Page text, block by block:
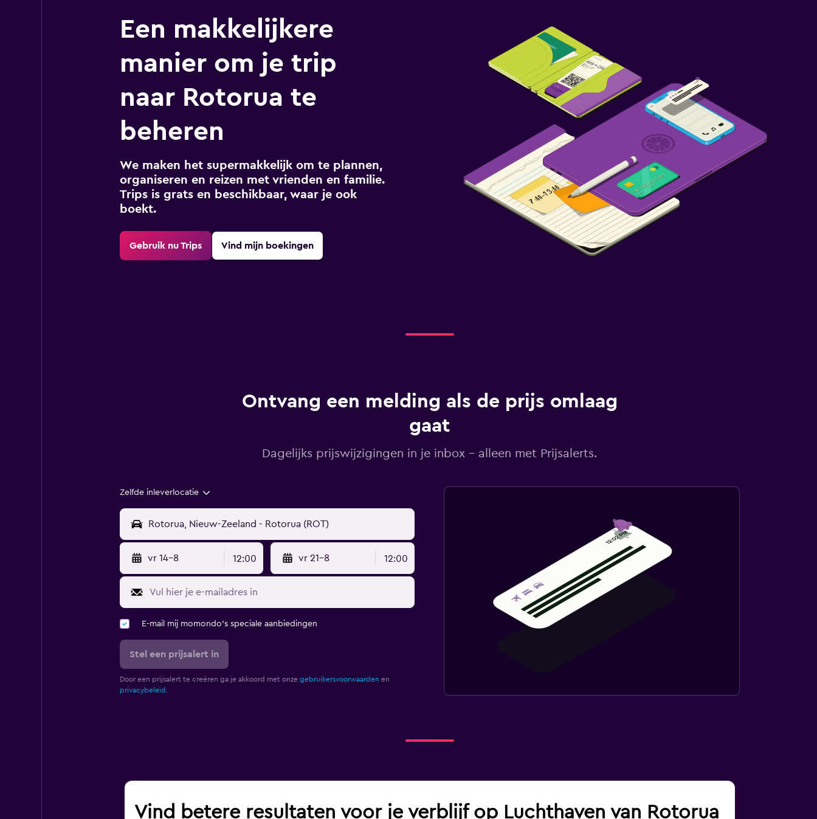
Een makkelijkere
manier om je trip
naar Rotorua te
beheren
We maken het supermakkelijk om te plannen,
organiseren en reizen met vrienden en familie.
Trips is grats en beschikbaar, waar je ook
boekt.
Gebruik nu Trips Vind mijn boekingen
Ontvang een melding als de prijs omlaag
gaat
Dagelijks prijswijzigingen in je inbox - alleen met Prijsalerts.
Zelfde inleverlocatie
vr 14-8 12:00 vr 21-8 12:00
E-mail mij momondo's speciale aanbiedingen
Stel een prijsalert in
Door een prijsalert te creëren ga je akkoord met onze gebruikersvoorwaarden en
privacybeleid.
Vind betere resultaten voor je verblijf op Luchthaven van Rotorua